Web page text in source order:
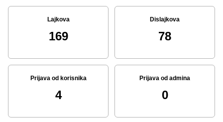
Lajkova
169
Dislajkova
78
Prijava od korisnika
4
Prijava od admina
0